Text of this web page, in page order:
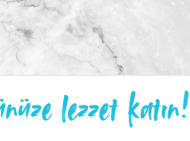
lezzet katın!